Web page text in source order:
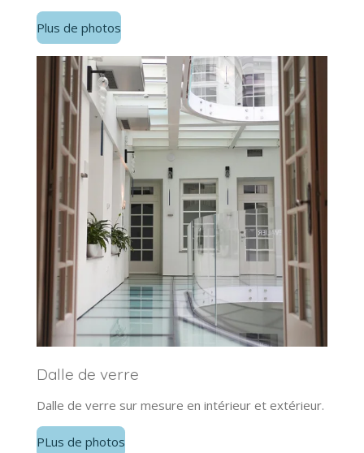
Plus de photos
Dalle de verre
Dalle de verre sur mesure en intérieur et extérieur.
PLus de photos